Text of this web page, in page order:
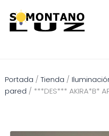
contenido
Portada / Tienda /
pared / ***DES*** AKIRA*B*